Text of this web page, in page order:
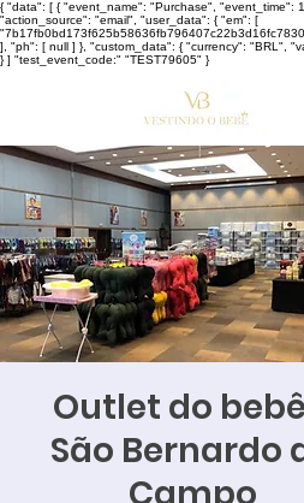
{ "data": [ { "event_name": "Purchase", "event_time":
"action_source": "email", "user_data": { "em": [
], "ph": [ null ] }, "custom_data": { "currency": "BRL",
} ] "test_event_code:" "TEST79605" }
Outlet do
São Bernardo